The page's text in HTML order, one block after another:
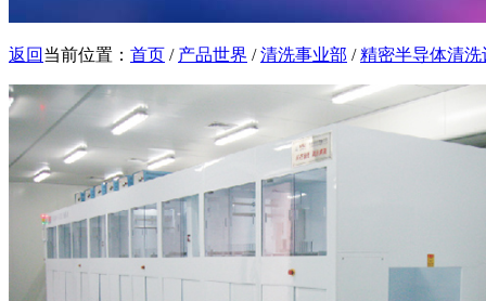
返回 当前位置： 首页 / 产品世界 /清洗事业部 /精密半导体清洗